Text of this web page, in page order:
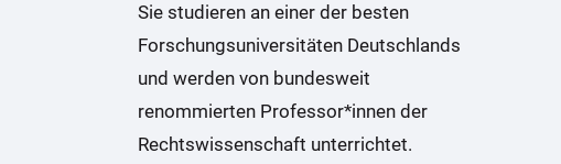
Sie studieren an einer der besten
Forschungsuniversitäten Deutschlands
und werden von bundesweit
renommierten Professor*innen der
Rechtswissenschaft unterrichtet.